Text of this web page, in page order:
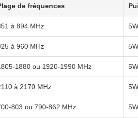
de fréquences
à 894 MHz 5W
à 960 MHz 5W
1880 ou 1920-1990 MHz 5W
à 2170 MHz 5W
803 ou 790-862 MHz 5W